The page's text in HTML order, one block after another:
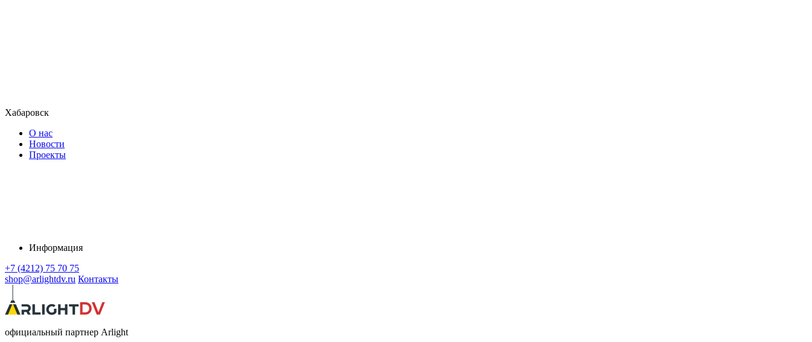
Хабаровск
О нас
Новости
Проекты
Информация
+7 (4212) 75 70 75
shop@arlightdv.ru Контакты
официальный партнер Arlight